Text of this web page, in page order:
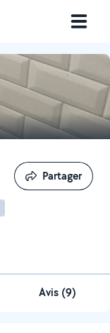
Partager
Partager
Avis (9)